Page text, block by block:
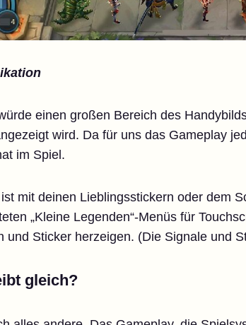
einen großen Bereich des
wird. Da für uns das Gameplay
im Spiel.
mit deinen Lieblingsstickern oder dem
„Kleine Legenden“-Menüs für
und Sticker herzeigen. (Die Signale und
gleich?